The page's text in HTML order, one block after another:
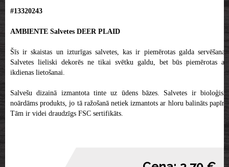
#13320243
AMBIENTE Salvetes DEER PLAID
Šīs ir skaistas un izturīgas salvetes, kas ir piemērotas galda servēšanai.
Salvetes lieliski dekorēs ne tikai svētku galdu, bet būs piemērotas arī
ikdienas lietošanai.
Salvešu dizainā izmantota tinte uz ūdens bāzes. Salvetes ir bioloģiski
noārdāms produkts, jo tā ražošanā netiek izmantots ar hloru balināts papīrs.
Tām ir videi draudzīgs FSC sertifikāts.